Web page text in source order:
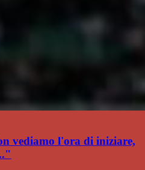
vediamo l'ora di iniziare,